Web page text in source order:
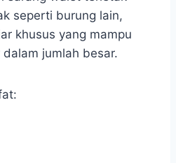
seperti burung lain,
khusus yang mampu
jumlah besar.